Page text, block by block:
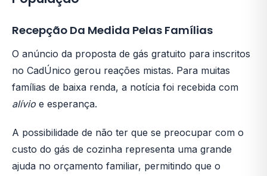
Recepção Da Medida Pelas Famílias
O anúncio da proposta de gás gratuito para inscritos
no CadÚnico gerou reações mistas. Para muitas
famílias de baixa renda, a notícia foi recebida com
alívio e esperança.
A possibilidade de não ter que se preocupar com o
custo do gás de cozinha representa uma grande
ajuda no orçamento familiar, permitindo que o